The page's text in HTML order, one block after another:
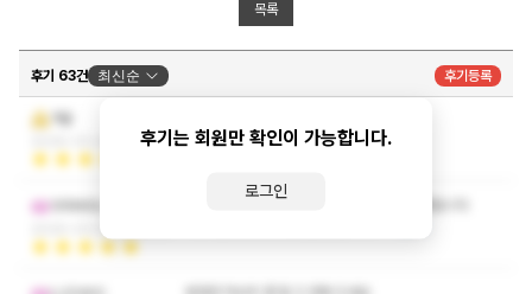
목록
후기 63건 최신순 후기등록
후기는 회원만 확인이 가능합니다.
로그인
2026-03-24 10:15:38 더 좋아진것 같네요 ㅎㅎ 더보기
2026-03-07 22:38:57